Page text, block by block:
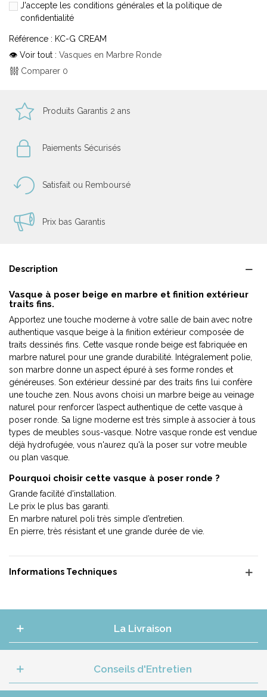
J'accepte les conditions générales et la politique de
confidentialité
Référence : KC-G CREAM
👁 Voir tout : Vasques en Marbre Ronde
Comparer 0
Produits Garantis 2 ans
Paiements Sécurisés
Satisfait ou Remboursé
Prix bas Garantis
Description
Vasque à poser beige en marbre et finition extérieur
traits fins.
Apportez une touche moderne à votre salle de bain avec notre
authentique vasque beige à la finition extérieur composée de
traits dessinés fins. Cette vasque ronde beige est fabriquée en
marbre naturel pour une grande durabilité. Intégralement polie,
son marbre donne un aspect épuré à ses forme rondes et
généreuses. Son extérieur dessiné par des traits fins lui confère
une touche zen. Nous avons choisi un marbre beige au veinage
naturel pour renforcer l’aspect authentique de cette vasque à
poser ronde. Sa ligne moderne est très simple à associer à tous
types de meubles sous-vasque. Notre vasque ronde est vendue
déjà hydrofugée, vous n'aurez qu'à la poser sur votre meuble
ou plan vasque.
Pourquoi choisir cette vasque à poser ronde ?
Grande facilité d'installation.
Le prix le plus bas garanti.
En marbre naturel poli très simple d’entretien.
En pierre, très résistant et une grande durée de vie.
Informations Techniques
La Livraison
Conseils d'Entretien